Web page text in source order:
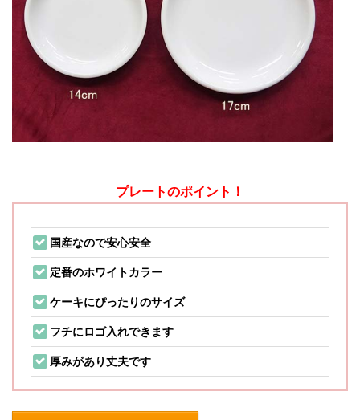
プレートのポイント！
国産なので安心安全
定番のホワイトカラー
ケーキにぴったりのサイズ
フチにロゴ入れできます
厚みがあり丈夫です